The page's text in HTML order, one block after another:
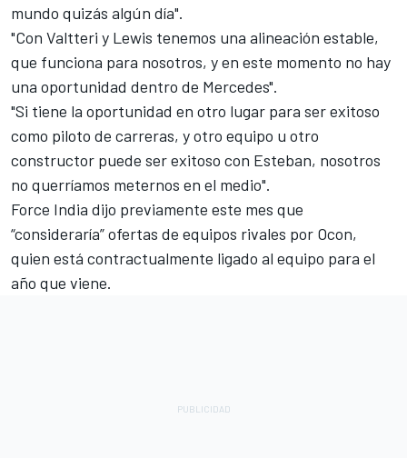
mundo quizás algún día".
"Con Valtteri y Lewis tenemos una alineación estable,
que funciona para nosotros, y en este momento no hay
una oportunidad dentro de Mercedes".
"Si tiene la oportunidad en otro lugar para ser exitoso
como piloto de carreras, y otro equipo u otro
constructor puede ser exitoso con Esteban, nosotros
no querríamos meternos en el medio".
Force India dijo previamente este mes que
“consideraría” ofertas de equipos rivales por Ocon,
quien está contractualmente ligado al equipo para el
año que viene.